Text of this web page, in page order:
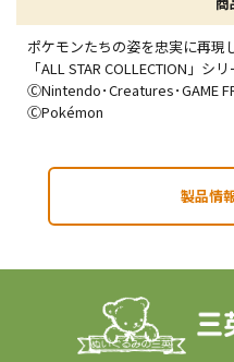
ポケモンたちの姿を忠実に再現
「ALL STAR COLLECTION」シ
ⒸNintendo･Creatures･GAME
ⒸPokémon
製品情